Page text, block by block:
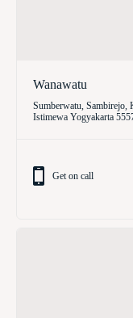
Wanawatu
Sumberwatu, Sambirejo,
Istimewa Yogyakarta
Get on call